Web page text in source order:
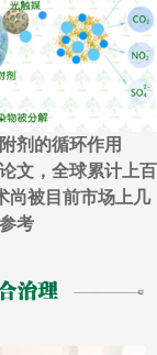
剂的循环作用
文，全球累计上百
尚被目前市场上几
考